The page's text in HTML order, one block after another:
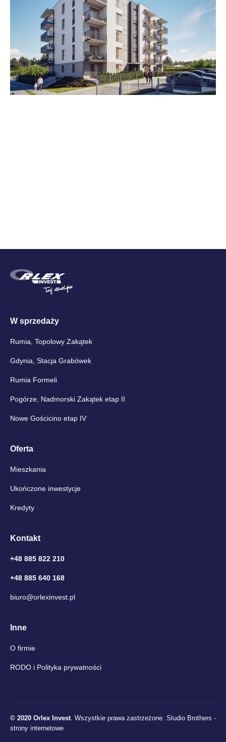
W sprzedaży
Rumia, Topolowy Zakątek
Gdynia, Stacja Grabówek
Rumia Formeli
Pogórze, Nadmorski Zakątek etap II
Nowe Gościcino etap IV
Oferta
Mieszkania
Ukończone inwestycje
Kredyty
Kontakt
+48 885 822 210
+48 885 640 168
biuro@orlexinvest.pl
Inne
O firmie
RODO i Polityka prywatności
© 2020 Orlex Invest. Wszystkie prawa zastrzeżone. Studio Brothers -
strony internetowe